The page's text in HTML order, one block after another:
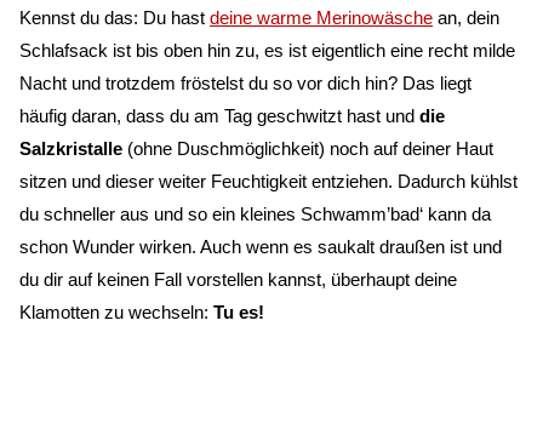
Kennst du das: Du hastdeine warme Merinowäsche an, dein
Schlafsack ist bis oben hin zu, es ist eigentlich eine recht milde
Nacht und trotzdem fröstelst du so vor dich hin? Das liegt
häufig daran, dass du am Tag geschwitzt hast unddie
Salzkristalle (ohne Duschmöglichkeit) noch auf deiner Haut
sitzen und dieser weiter Feuchtigkeit entziehen. Dadurch kühlst
du schneller aus und so ein kleines Schwamm’bad‘ kann da
schon Wunder wirken. Auch wenn es saukalt draußen ist und
du dir auf keinen Fall vorstellen kannst, überhaupt deine
Klamotten zu wechseln:Tu es!